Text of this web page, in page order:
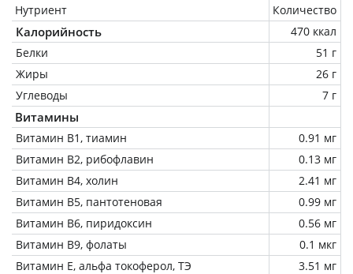
Нутриент
Количество
Калорийность
470 ккал
Белки
51 г
Жиры
26 г
Углеводы
7 г
Витамины
Витамин В1, тиамин
0.91 мг
Витамин В2, рибофлавин
0.13 мг
Витамин В4, холин
2.41 мг
Витамин В5, пантотеновая
0.99 мг
Витамин В6, пиридоксин
0.56 мг
Витамин В9, фолаты
0.1 мкг
Витамин Е, альфа токоферол, ТЭ
3.51 мг